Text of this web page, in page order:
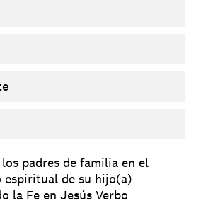
los padres de familia en el
espiritual de su hijo(a)
la Fe en Jesús Verbo